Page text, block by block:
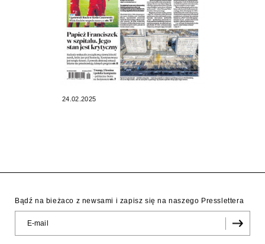
24.02.2025
Bądź na bieżaco z newsami i zapisz się na naszego Presslettera